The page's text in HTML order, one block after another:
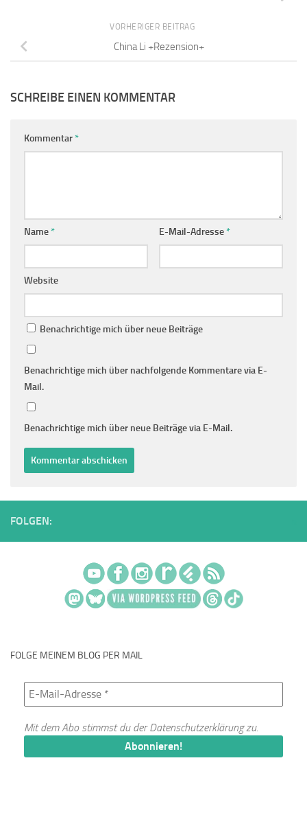
VORHERIGER BEITRAG
China Li +Rezension+
SCHREIBE EINEN KOMMENTAR
Kommentar*
Name* E-Mail-Adresse*
Website
Benachrichtige mich über neue Beiträge
Benachrichtige mich über nachfolgende Kommentare via E-
Mail.
Benachrichtige mich über neue Beiträge via E-Mail.
FOLGEN:
FOLGE MEINEM BLOG PER MAIL
Mit dem Abo stimmst du derDatenschutzerklärungzu.